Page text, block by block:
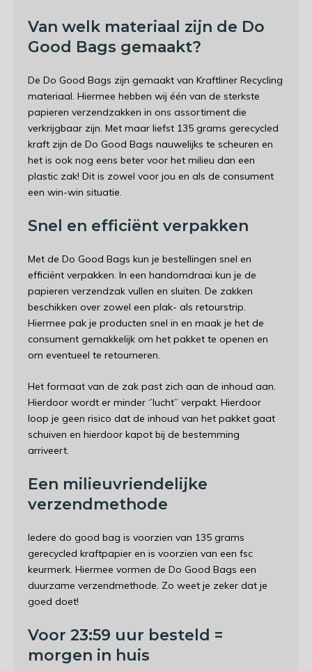
Van welk materiaal zijn de Do
Good Bags gemaakt?
De Do Good Bags zijn gemaakt van Kraftliner Recycling
materiaal. Hiermee hebben wij één van de sterkste
papieren verzendzakken in ons assortiment die
verkrijgbaar zijn. Met maar liefst 135 grams gerecycled
kraft zijn de Do Good Bags nauwelijks te scheuren en
het is ook nog eens beter voor het milieu dan een
plastic zak! Dit is zowel voor jou en als de consument
een win-win situatie.
Snel en efficiënt verpakken
Met de Do Good Bags kun je bestellingen snel en
efficiënt verpakken. In een handomdraai kun je de
papieren verzendzak vullen en sluiten. De zakken
beschikken over zowel een plak- als retourstrip.
Hiermee pak je producten snel in en maak je het de
consument gemakkelijk om het pakket te openen en
om eventueel te retourneren.
Het formaat van de zak past zich aan de inhoud aan.
Hierdoor wordt er minder ‘’lucht’’ verpakt. Hierdoor
loop je geen risico dat de inhoud van het pakket gaat
schuiven en hierdoor kapot bij de bestemming
arriveert.
Een milieuvriendelijke
verzendmethode
Iedere do good bag is voorzien van 135 grams
gerecycled kraftpapier en is voorzien van een fsc
keurmerk. Hiermee vormen de Do Good Bags een
duurzame verzendmethode. Zo weet je zeker dat je
goed doet!
Voor 23:59 uur besteld =
morgen in huis